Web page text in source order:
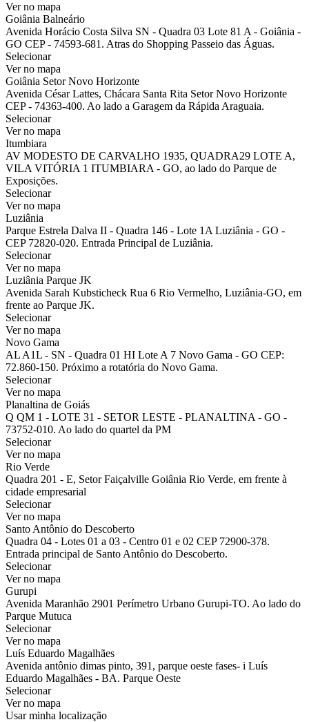
Ver no mapa
Goiânia Balneário
Avenida Horácio Costa Silva SN - Quadra 03 Lote 81 A - Goiânia -
GO CEP - 74593-681. Atras do Shopping Passeio das Águas.
Selecionar
Ver no mapa
Goiânia Setor Novo Horizonte
Avenida César Lattes, Chácara Santa Rita Setor Novo Horizonte
CEP - 74363-400. Ao lado a Garagem da Rápida Araguaia.
Selecionar
Ver no mapa
Itumbiara
AV MODESTO DE CARVALHO 1935, QUADRA29 LOTE A,
VILA VITÓRIA 1 ITUMBIARA - GO, ao lado do Parque de
Exposições.
Selecionar
Ver no mapa
Luziânia
Parque Estrela Dalva II - Quadra 146 - Lote 1A Luziânia - GO -
CEP 72820-020. Entrada Principal de Luziânia.
Selecionar
Ver no mapa
Luziânia Parque JK
Avenida Sarah Kubsticheck Rua 6 Rio Vermelho, Luziânia-GO, em
frente ao Parque JK.
Selecionar
Ver no mapa
Novo Gama
AL A1L - SN - Quadra 01 HI Lote A 7 Novo Gama - GO CEP:
72.860-150. Próximo a rotatória do Novo Gama.
Selecionar
Ver no mapa
Planaltina de Goiás
Q QM 1 - LOTE 31 - SETOR LESTE - PLANALTINA - GO -
73752-010. Ao lado do quartel da PM
Selecionar
Ver no mapa
Rio Verde
Quadra 201 - E, Setor Faiçalville Goiânia Rio Verde, em frente à
cidade empresarial
Selecionar
Ver no mapa
Santo Antônio do Descoberto
Quadra 04 - Lotes 01 a 03 - Centro 01 e 02 CEP 72900-378.
Entrada principal de Santo Antônio do Descoberto.
Selecionar
Ver no mapa
Gurupi
Avenida Maranhão 2901 Perímetro Urbano Gurupi-TO. Ao lado do
Parque Mutuca
Selecionar
Ver no mapa
Luís Eduardo Magalhães
Avenida antônio dimas pinto, 391, parque oeste fases- i Luís
Eduardo Magalhães - BA. Parque Oeste
Selecionar
Ver no mapa
Usar minha localização